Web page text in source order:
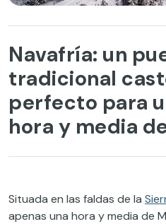
Navafría: un
tradicional
perfecto para
hora y media
Situada en las faldas de la
apenas una hora y media de